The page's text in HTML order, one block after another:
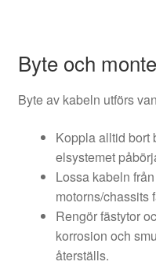
Byte och
Byte av kabeln utförs
Koppla alltid bort
elsystemet
Lossa kabeln
motorns/chassits
Rengör fästytor
korrosion och
återställs.